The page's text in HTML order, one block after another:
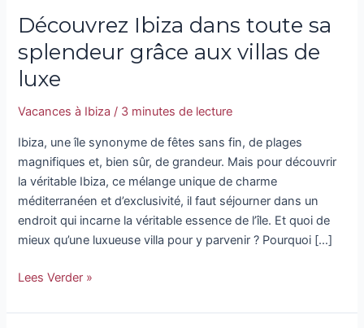
Découvrez Ibiza dans toute sa
splendeur grâce aux villas de
luxe
Vacances à Ibiza / 3 minutes de lecture
Ibiza, une île synonyme de fêtes sans fin, de plages
magnifiques et, bien sûr, de grandeur. Mais pour découvrir
la véritable Ibiza, ce mélange unique de charme
méditerranéen et d’exclusivité, il faut séjourner dans un
endroit qui incarne la véritable essence de l’île. Et quoi de
mieux qu’une luxueuse villa pour y parvenir ? Pourquoi […]
Lees Verder »